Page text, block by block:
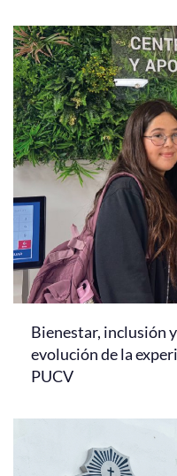
Bienestar, inclusión
evolución de la
PUCV